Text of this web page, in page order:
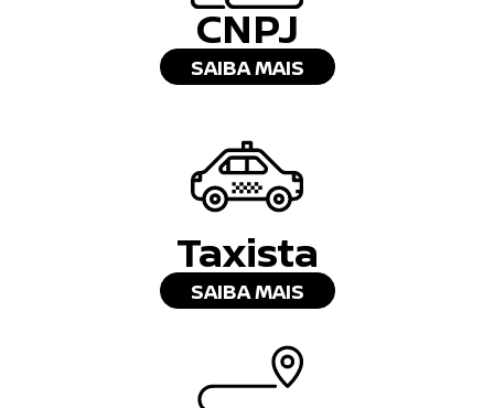
CNPJ
SAIBA MAIS
Taxista
SAIBA MAIS